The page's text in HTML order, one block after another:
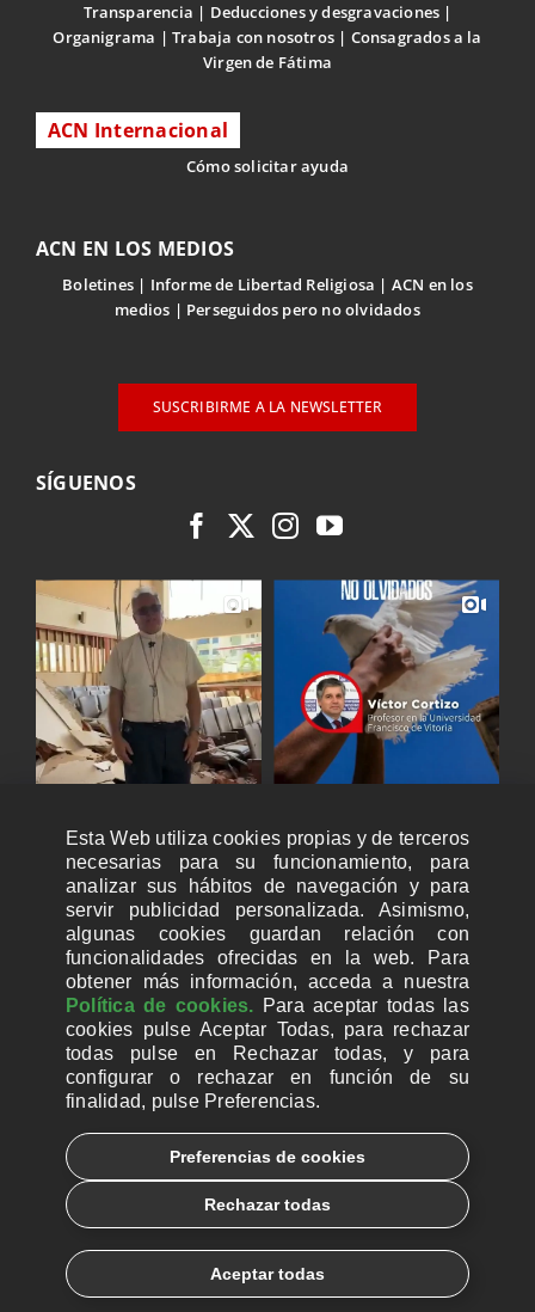
Transparencia
Deducciones y desgravaciones
Organigrama
Trabaja con nosotros
Consagrados a la
Virgen de Fátima
ACN Internacional
Cómo solicitar ayuda
ACN EN LOS MEDIOS
Boletines Informe de Libertad Religiosa
ACN en los
medios
Perseguidos pero no olvidados
SUSCRIBIRME A LA NEWSLETTER
SÍGUENOS
CUENTAS BANCARIAS PARA DONAR
Galego
Español
Esta Web utiliza cookies propias y de terceros
necesarias para su funcionamiento, para
analizar sus hábitos de navegación y para
servir publicidad personalizada. Asimismo,
algunas cookies guardan relación con
funcionalidades ofrecidas en la web. Para
obtener más información, acceda a nuestra
Política de cookies. Para aceptar todas las
cookies pulse Aceptar Todas, para rechazar
todas pulse en Rechazar todas, y para
configurar o rechazar en función de su
finalidad, pulse Preferencias.
Preferencias de cookies
Rechazar todas
Aceptar todas